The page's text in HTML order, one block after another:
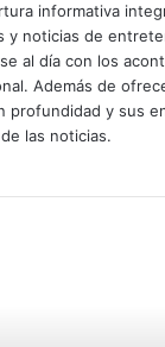
informativa
y noticias de
al día con los
Además de
profundidad y sus
las noticias.